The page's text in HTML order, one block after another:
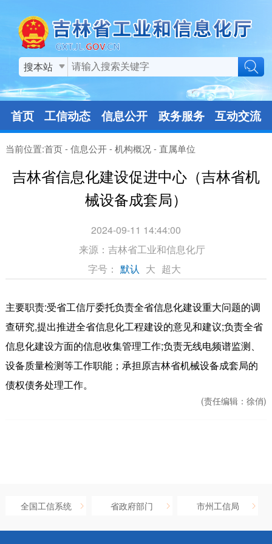
搜本站
首页 工信动态 信息公开 政务服务 互动交流
当前位置:首页-信息公开-机构概况-直属单位
吉林省信息化建设促进中心（吉林省机
械设备成套局）
2024-09-11 14:44:00
来源： 吉林省工业和信息化厅
字号： 默认 大 超大
主要职责:受省工信厅委托负责全省信息化建设重大问题的调
查研究,提出推进全省信息化工程建设的意见和建议;负责全省
信息化建设方面的信息收集管理工作;负责无线电频谱监测、
设备质量检测等工作职能；承担原吉林省机械设备成套局的
债权债务处理工作。
(责任编辑：徐俏)
全国工信系统 省政府部门 市州工信局